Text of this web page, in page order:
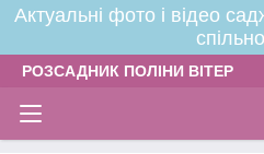
Актуальні фото і відео
РОЗСАДНИК ПОЛІНИ ВІТЕР